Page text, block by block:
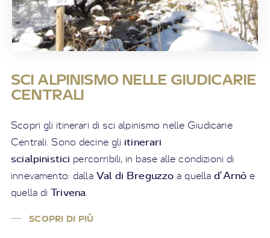
SCI ALPINISMO NELLE GIUDICARIE
CENTRALI
Scopri gli itinerari di sci alpinismo nelle Giudicarie
Centrali. Sono decine gli itinerari
scialpinistici percorribili, in base alle condizioni di
innevamento: dalla Val di Breguzzo a quellad’Arnò e
quella diTrivena.
SCOPRI DI PIÙ